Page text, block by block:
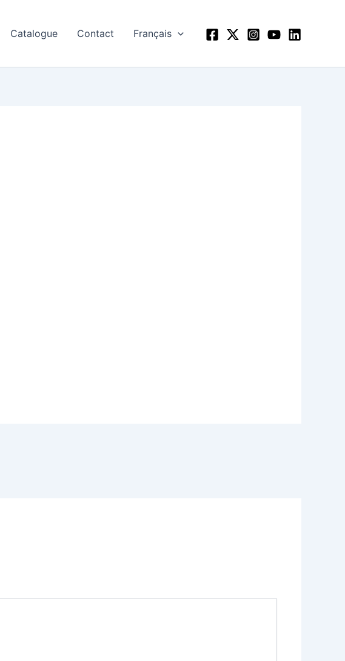
Catalogue Contact Français